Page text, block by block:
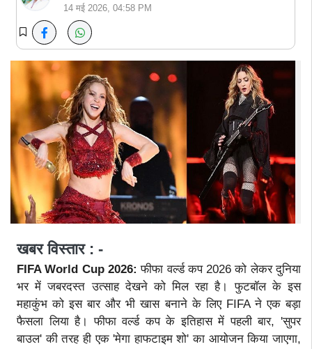
14 मई 2026, 04:58 PM
खबर विस्तार : -
FIFA World Cup 2026:फीफा वर्ल्ड कप 2026 को लेकर दुनिया
भर में जबरदस्त उत्साह देखने को मिल रहा है। फुटबॉल के इस
महाकुंभ को इस बार और भी खास बनाने के लिए FIFA ने एक बड़ा
फैसला लिया है। फीफा वर्ल्ड कप के इतिहास में पहली बार, 'सुपर
बाउल' की तरह ही एक 'मेगा हाफटाइम शो' का आयोजन किया जाएगा,